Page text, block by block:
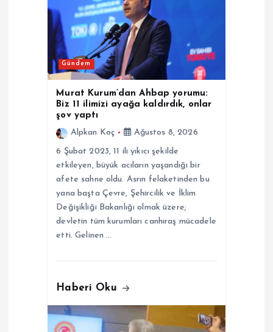
Gündem
Murat Kurum’dan Ahbap yorumu:
Biz 11 ilimizi ayağa kaldırdık, onlar
şov yaptı
Alpkan Koç
Ağustos 8, 2026
6 Şubat 2023, 11 ili yıkıcı şekilde
etkileyen, büyük acıların yaşandığı bir
afete sahne oldu. Asrın felaketinden bu
yana başta Çevre, Şehircilik ve İklim
Değişikliği Bakanlığı olmak üzere;
devletin tüm kurumları canhıraş mücadele
etti. Gelinen …
Haberi Oku